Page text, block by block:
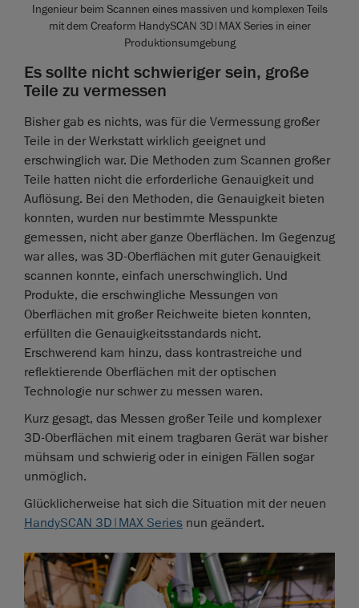
Ingenieur beim Scannen eines massiven und komplexen Teils
mit dem Creaform HandySCAN 3D|MAX Series in einer
Produktionsumgebung
Es sollte nicht schwieriger sein, große
Teile zu vermessen
Bisher gab es nichts, was für die Vermessung großer
Teile in der Werkstatt wirklich geeignet und
erschwinglich war. Die Methoden zum Scannen großer
Teile hatten nicht die erforderliche Genauigkeit und
Auflösung. Bei den Methoden, die Genauigkeit bieten
konnten, wurden nur bestimmte Messpunkte
gemessen, nicht aber ganze Oberflächen. Im Gegenzug
war alles, was 3D-Oberflächen mit guter Genauigkeit
scannen konnte, einfach unerschwinglich. Und
Produkte, die erschwingliche Messungen von
Oberflächen mit großer Reichweite bieten konnten,
erfüllten die Genauigkeitsstandards nicht.
Erschwerend kam hinzu, dass kontrastreiche und
reflektierende Oberflächen mit der optischen
Technologie nur schwer zu messen waren.
Kurz gesagt, das Messen großer Teile und komplexer
3D-Oberflächen mit einem tragbaren Gerät war bisher
mühsam und schwierig oder in einigen Fällen sogar
unmöglich.
Glücklicherweise hat sich die Situation mit der neuen
HandySCAN 3D|MAX Series nun geändert.